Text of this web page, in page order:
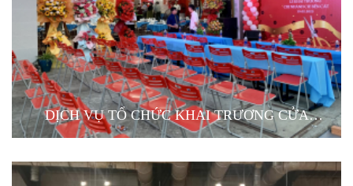
DỊCH VỤ TỔ CHỨC KHAI TRƯƠNG CỬA
HÀNG Ở BÌNH DƯƠNG
hàng và đặt nền tảng cho thành công trong tương lai. Lễ khai
trương mang lại cơ hội để nhận được những lời chúc phát đạt từ